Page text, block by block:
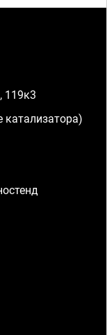
119к3
катализатора)